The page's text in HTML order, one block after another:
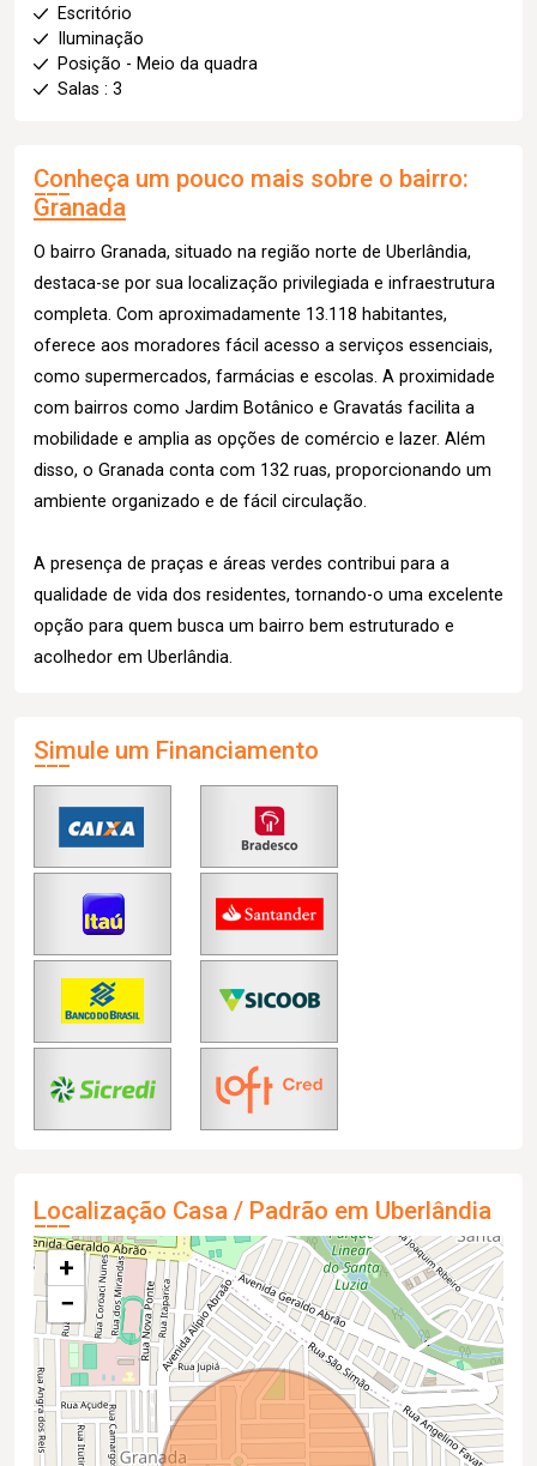
Escritório
Iluminação
Posição - Meio da quadra
Salas : 3
Conheça um pouco mais sobre o bairro:
Granada
O bairro Granada, situado na região norte de Uberlândia,
destaca-se por sua localização privilegiada e infraestrutura
completa. Com aproximadamente 13.118 habitantes,
oferece aos moradores fácil acesso a serviços essenciais,
como supermercados, farmácias e escolas. A proximidade
com bairros como Jardim Botânico e Gravatás facilita a
mobilidade e amplia as opções de comércio e lazer. Além
disso, o Granada conta com 132 ruas, proporcionando um
ambiente organizado e de fácil circulação.
A presença de praças e áreas verdes contribui para a
qualidade de vida dos residentes, tornando-o uma excelente
opção para quem busca um bairro bem estruturado e
acolhedor em Uberlândia.
Simule um Financiamento
Localização Casa / Padrão em Uberlândia
+
−